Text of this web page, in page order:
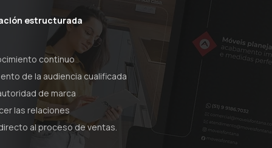
estructurada
continuo
de la audiencia cualificada
de marca
las relaciones
al proceso de ventas.